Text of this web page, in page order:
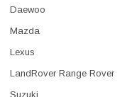
Daewoo
Mazda
Lexus
LandRover Range Rover
Suzuki